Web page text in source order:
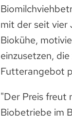
mit der seit vier
Biokühe,
einzusetzen,
Futterangebot
"Der Preis freut
Biobetriebe im